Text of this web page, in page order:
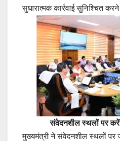
सुधारात्मक कार्रवाई सुनिश्चित करने
संवेदनशील स्थलों पर करें
मुख्यमंत्री ने संवेदनशील स्थलों पर